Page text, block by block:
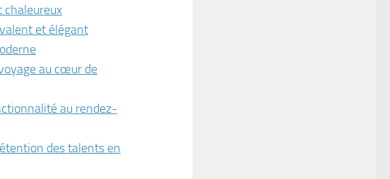
chaleureux
et élégant
au cœur de
au rendez-
des talents en